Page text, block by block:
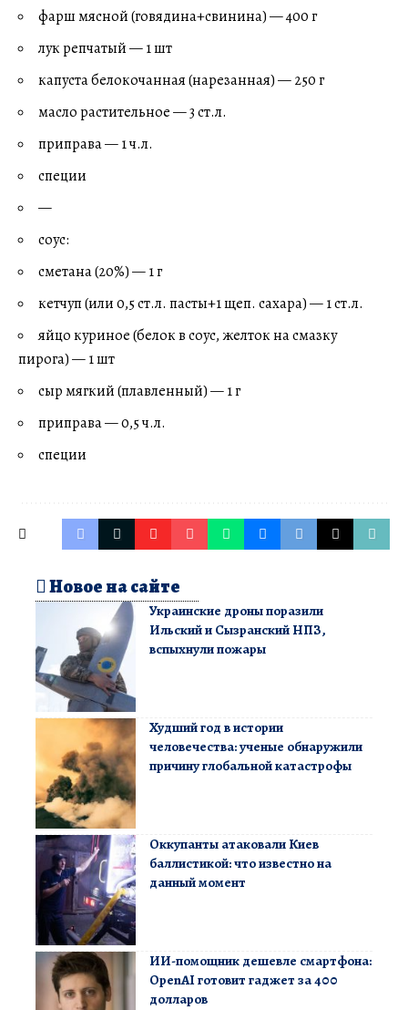
фарш мясной (говядина+свинина) — 400 г
лук репчатый — 1 шт
капуста белокочанная (нарезанная) — 250 г
масло растительное — 3 ст.л.
приправа — 1 ч.л.
специи
—
соус:
сметана (20%) — 1 г
кетчуп (или 0,5 ст.л. пасты+1 щеп. сахара) — 1 ст.л.
яйцо куриное (белок в соус, желток на смазку
пирога) — 1 шт
сыр мягкий (плавленный) — 1 г
приправа — 0,5 ч.л.
специи
Новое на сайте
Украинские дроны поразили
Ильский и Сызранский НПЗ,
вспыхнули пожары
Худший год в истории
человечества: ученые обнаружили
причину глобальной катастрофы
Оккупанты атаковали Киев
баллистикой: что известно на
данный момент
ИИ-помощник дешевле смартфона:
OpenAI готовит гаджет за 400
долларов